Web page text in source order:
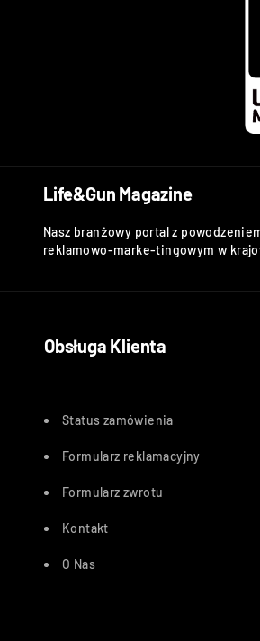
Life&Gun Magazine
Nasz branżowy portal z
reklamowo-marke-tingowym w
Obsługa Klienta
Status zamówienia
Formularz reklamacyjny
Formularz zwrotu
Kontakt
O Nas